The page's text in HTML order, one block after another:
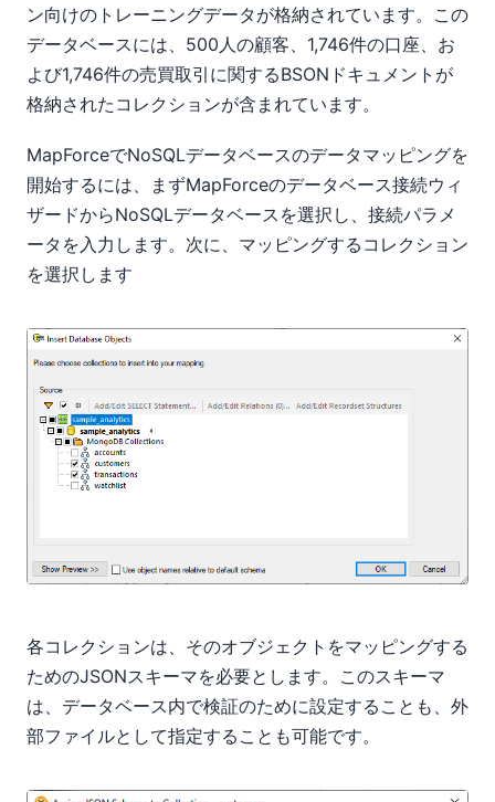
ン向けのトレーニングデータが格納されています。この
データベースには、500人の顧客、1,746件の口座、お
よび1,746件の売買取引に関するBSONドキュメントが
格納されたコレクションが含まれています。
MapForceでNoSQLデータベースのデータマッピングを
開始するには、まずMapForceのデータベース接続ウィ
ザードからNoSQLデータベースを選択し、接続パラメ
ータを入力します。次に、マッピングするコレクション
を選択します
各コレクションは、そのオブジェクトをマッピングする
ためのJSONスキーマを必要とします。このスキーマ
は、データベース内で検証のために設定することも、外
部ファイルとして指定することも可能です。